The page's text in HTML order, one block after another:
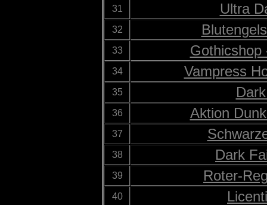
31 Ultra
32
33 Gothicshop
34 Vampress
35
36 Aktion
37
38 Dark
39 Roter-
40